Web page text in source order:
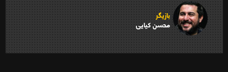
بازیگر
محسن کیایی